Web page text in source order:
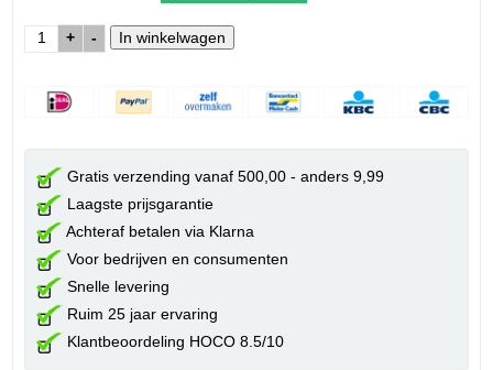
+ -
Gratis verzending vanaf 500,00 - anders 9,99
Laagste prijsgarantie
Achteraf betalen via Klarna
Voor bedrijven en consumenten
Snelle levering
Ruim 25 jaar ervaring
Klantbeoordeling HOCO 8.5/10